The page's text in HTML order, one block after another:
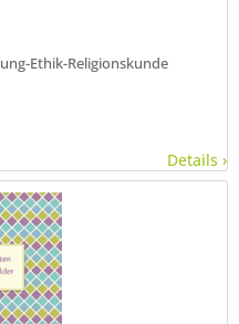
Ethik-Religionskunde
Details ›